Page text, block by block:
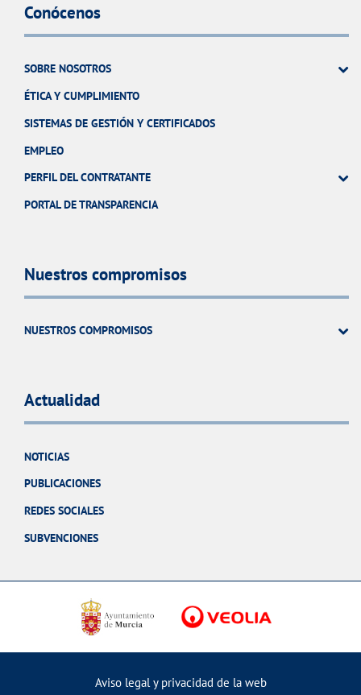
Conócenos
SOBRE NOSOTROS
ÉTICA Y CUMPLIMIENTO
SISTEMAS DE GESTIÓN Y CERTIFICADOS
EMPLEO
PERFIL DEL CONTRATANTE
PORTAL DE TRANSPARENCIA
Nuestros compromisos
NUESTROS COMPROMISOS
Actualidad
NOTICIAS
PUBLICACIONES
REDES SOCIALES
SUBVENCIONES
Aviso legal y privacidad de la web